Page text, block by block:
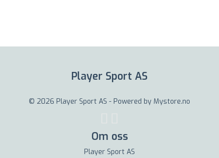
Player Sport AS
© 2026 Player Sport AS - Powered by Mystore.no
Om oss
Player Sport AS